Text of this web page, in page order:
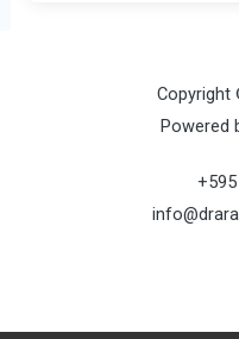
Copyright
Powered